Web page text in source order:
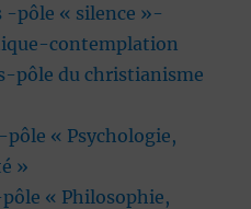
-pôle « silence »-
contemplation
pôle du christianisme
« Psychologie,
»
« Philosophie,